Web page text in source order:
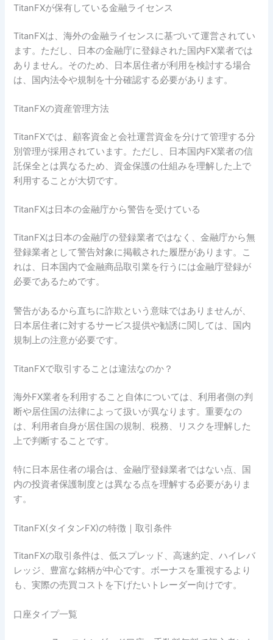
TitanFXが保有している金融ライセンス
TitanFXは、海外の金融ライセンスに基づいて運営されてい
ます。ただし、日本の金融庁に登録された国内FX業者では
ありません。そのため、日本居住者が利用を検討する場合
は、国内法令や規制を十分確認する必要があります。
TitanFXの資産管理方法
TitanFXでは、顧客資金と会社運営資金を分けて管理する分
別管理が採用されています。ただし、日本国内FX業者の信
託保全とは異なるため、資金保護の仕組みを理解した上で
利用することが大切です。
TitanFXは日本の金融庁から警告を受けている
TitanFXは日本の金融庁の登録業者ではなく、金融庁から無
登録業者として警告対象に掲載された履歴があります。こ
れは、日本国内で金融商品取引業を行うには金融庁登録が
必要であるためです。
警告があるから直ちに詐欺という意味ではありませんが、
日本居住者に対するサービス提供や勧誘に関しては、国内
規制上の注意が必要です。
TitanFXで取引することは違法なのか？
海外FX業者を利用すること自体については、利用者側の判
断や居住国の法律によって扱いが異なります。重要なの
は、利用者自身が居住国の規制、税務、リスクを理解した
上で判断することです。
特に日本居住者の場合は、金融庁登録業者ではない点、国
内の投資者保護制度とは異なる点を理解する必要がありま
す。
TitanFX(タイタンFX)の特徴｜取引条件
TitanFXの取引条件は、低スプレッド、高速約定、ハイレバ
レッジ、豊富な銘柄が中心です。ボーナスを重視するより
も、実際の売買コストを下げたいトレーダー向けです。
口座タイプ一覧